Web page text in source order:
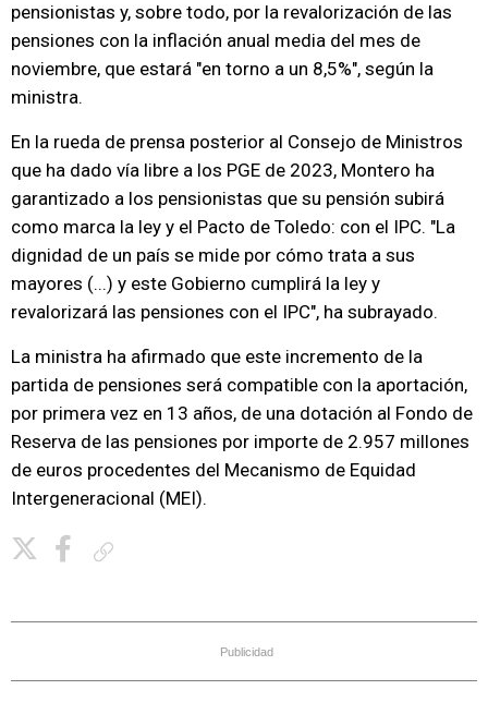
pensionistas y, sobre todo, por la revalorización de las
pensiones con la inflación anual media del mes de
noviembre, que estará "en torno a un 8,5%", según la
ministra.
En la rueda de prensa posterior al Consejo de Ministros
que ha dado vía libre a los PGE de 2023, Montero ha
garantizado a los pensionistas que su pensión subirá
como marca la ley y el Pacto de Toledo: con el IPC. "La
dignidad de un país se mide por cómo trata a sus
mayores (...) y este Gobierno cumplirá la ley y
revalorizará las pensiones con el IPC", ha subrayado.
La ministra ha afirmado que este incremento de la
partida de pensiones será compatible con la aportación,
por primera vez en 13 años, de una dotación al Fondo de
Reserva de las pensiones por importe de 2.957 millones
de euros procedentes del Mecanismo de Equidad
Intergeneracional (MEI).
Publicidad